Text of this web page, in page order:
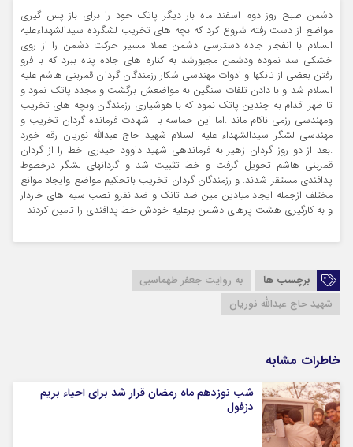
دشمن صبح روز دوم اسفند ماه بار دیگر پاتک حود را برای باز پس گیری
مواضع از دست رفته شروع کرد که بچه های تخریب لشگرده سیدالشهداءعلیه
السلام با انفجار جاده دسترسی دشمن عملا مسیر حرکت دشمن را از روی
خشکی سد نموده ودشمن مجبورشد به کناره های جاده پناه ببرد که با فرو
رفتن بعضی از تانکها و ادوات مهندسی شکار رزمندگان گردان قمربنی هاشم علیه
السلام شد و با دادن تلفات سنگین به مواضعش برگشت و مجدد پاتک نمود و
تا ظهر اقدام به چندین پاتک نمود که با هوشیاری رزمندگان وبچه های تخریب
ومهندسی رزمی ناکام ماند .اما این حماسه با شهادت فرمانده گردان تخریب و
مهندسی لشگر سیدالشهداء علیه السلام شهید حاج عبدالله نوریان رقم خورد
.بعد از دو روز گردان زهیر به فرماندهی شهید داوود حیدری خط را از گردان
قمربنی هاشم تحویل گرفت و خط تثبیت شد و گردانهای لشگر درخطوط
پدافندی مستقر شدند. و رزمندگان گردان تخریب باتحکیم مواضع وایجاد موانع
مختلف ازجمله ایجاد میادین مین ضد تانک و ضد نفرو نصب سیم های خاردار
و به کارگیری هشت پرهای دشمن برعلیه خودش خط پدافندی را تامین کردند
برچسب ها
به روایت جعفر طهماسبی
شهید حاج عبدالله نوریان
خاطرات مشابه
شب نوزدهم ماه رمضان قرار شد برای احیاء بریم
دزفول